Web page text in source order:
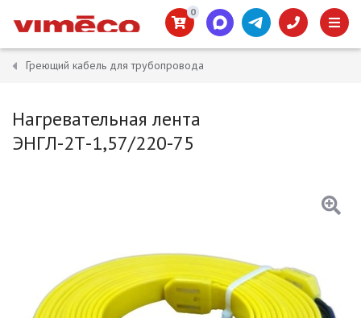
0
Греющий кабель для трубопровода
Нагревательная лента
ЭНГЛ-2Т-1,57/220-75